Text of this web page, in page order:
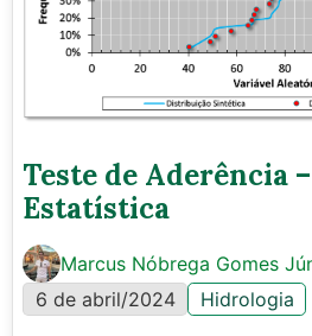
Teste de Aderência
Estatística
Marcus Nóbrega Gomes
6 de abril/2024
Hidrologia